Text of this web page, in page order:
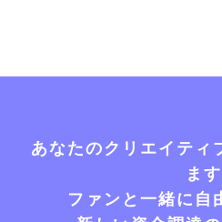
あなたのクリエイティ
ます
ファンと一緒に自